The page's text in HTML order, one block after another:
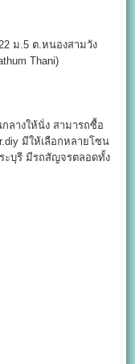
ม.5 ต.หนองสามวัง
Thani)
ลางให้นั่ง สามารถซื้อ
มีให้เลือกหลายโซน
ะบุรี มีรถสัญจรตลอดทั้ง